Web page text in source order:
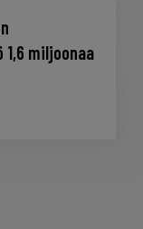
miljoonaa